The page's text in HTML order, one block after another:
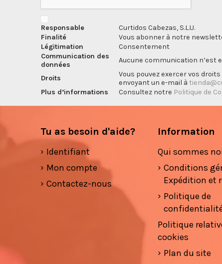
Responsable
Curtidos Cabezas, S.L.U.
Finalité
Vous abonner à notre
Légitimation
Consentement
Communication des
données
Aucune communication n’est
Droits
Vous pouvez exercer vos
envoyant un e-mail à
Plus d’informations
Consultez notre Politique de
Tu as besoin d'aide?
Identifiant
Mon compte
Contactez-nous
Information
Qui sommes
Conditions
Expédition et
Politique de
confidentialité
Politique
cookies
Plan du site